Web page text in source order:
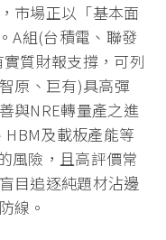
市場正以「基本面
A組(台積電、聯發
質財報支撐，可列
原、巨有)具高彈
與NRE轉量產之進
HBM及載板產能等
風險，且高評價常
目追逐純題材沾邊
線。